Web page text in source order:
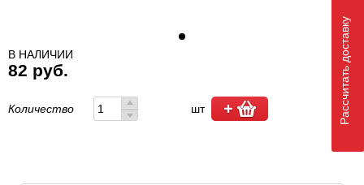
В НАЛИЧИИ
82 руб.
Количество шт Рассчитать доставку